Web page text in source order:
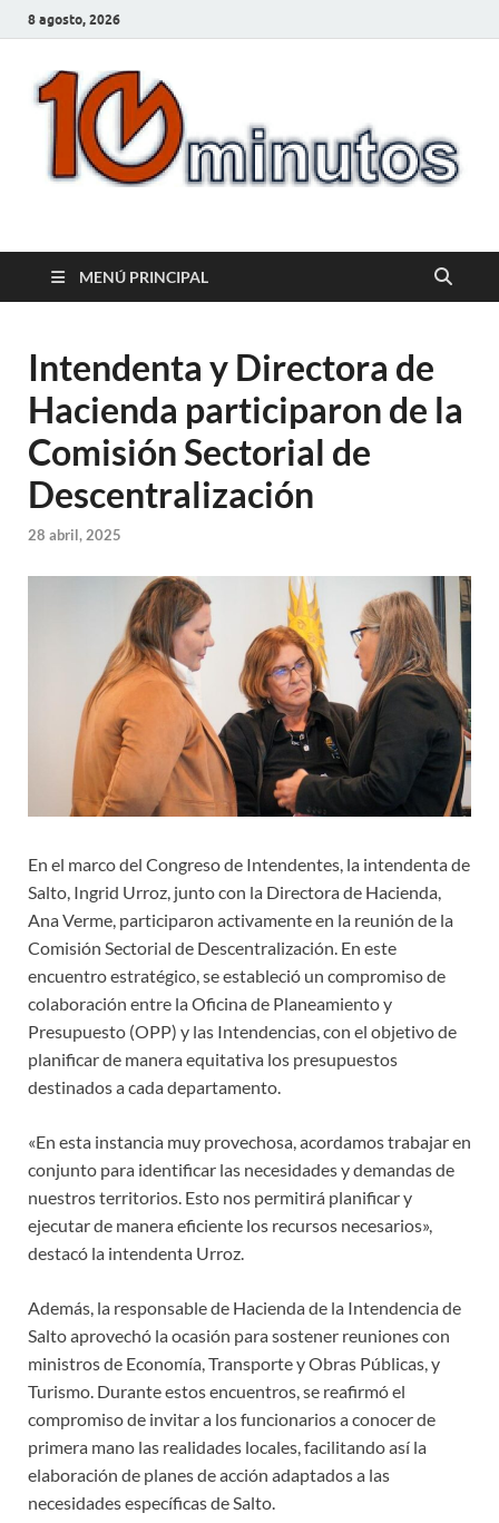
8 agosto, 2026
10minutos.com.uy
MENÚ PRINCIPAL
Intendenta y Directora de
Hacienda participaron de la
Comisión Sectorial de
Descentralización
28 abril, 2025
En el marco del Congreso de Intendentes, la intendenta de
Salto, Ingrid Urroz, junto con la Directora de Hacienda,
Ana Verme, participaron activamente en la reunión de la
Comisión Sectorial de Descentralización. En este
encuentro estratégico, se estableció un compromiso de
colaboración entre la Oficina de Planeamiento y
Presupuesto (OPP) y las Intendencias, con el objetivo de
planificar de manera equitativa los presupuestos
destinados a cada departamento.
«En esta instancia muy provechosa, acordamos trabajar en
conjunto para identificar las necesidades y demandas de
nuestros territorios. Esto nos permitirá planificar y
ejecutar de manera eficiente los recursos necesarios»,
destacó la intendenta Urroz.
Además, la responsable de Hacienda de la Intendencia de
Salto aprovechó la ocasión para sostener reuniones con
ministros de Economía, Transporte y Obras Públicas, y
Turismo. Durante estos encuentros, se reafirmó el
compromiso de invitar a los funcionarios a conocer de
primera mano las realidades locales, facilitando así la
elaboración de planes de acción adaptados a las
necesidades específicas de Salto.